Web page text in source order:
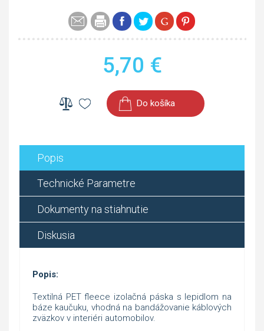
5,70 €
Do košíka
Popis
Technické Parametre
Dokumenty na stiahnutie
Diskusia
Popis:
Textilná PET fleece izolačná páska s lepidlom na
báze kaučuku, vhodná na bandážovanie káblových
zväzkov v interiéri automobilov.